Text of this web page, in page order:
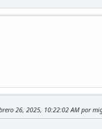
26, 2025, 10:22:02 AM por